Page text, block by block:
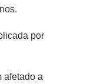
por
afetado a